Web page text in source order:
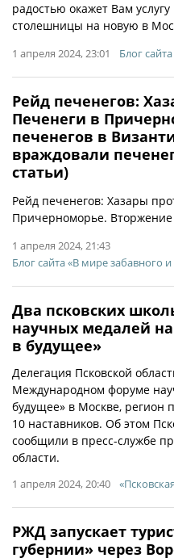
радостью окажет Вам
столешницы на новую в
1 апреля 2024, 23:01 Блог
Рейд печенегов:
Печенеги в
печенегов в
враждовали
статьи)
Рейд печенегов: Хазары
Причерноморье.
1 апреля 2024, 21:43
Блог сайта «В мире забавного
Два псковских
научных медалей
в будущее»
Делегация Псковской
Международном форуме
будущее» в Москве, регион
10 наставников. Об этом
сообщили в пресс-службе
области.
1 апреля 2024, 20:40
РЖД запускает
губернии» через